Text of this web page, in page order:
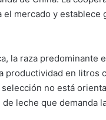
el mercado y
la raza
productividad en litros
no está
de leche que demanda